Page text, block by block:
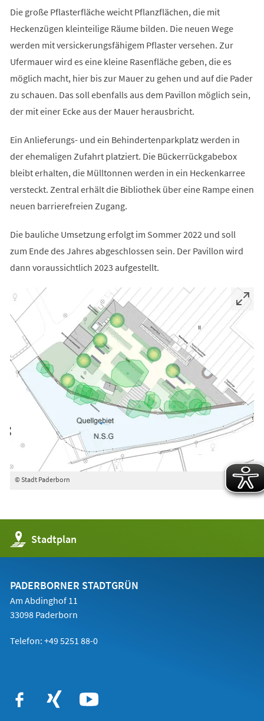
Die große Pflasterfläche weicht Pflanzflächen, die mit
Heckenzügen kleinteilige Räume bilden. Die neuen Wege
werden mit versickerungsfähigem Pflaster versehen. Zur
Ufermauer wird es eine kleine Rasenfläche geben, die es
möglich macht, hier bis zur Mauer zu gehen und auf die Pader
zu schauen. Das soll ebenfalls aus dem Pavillon möglich sein,
der mit einer Ecke aus der Mauer herausbricht.
Ein Anlieferungs- und ein Behindertenparkplatz werden in
der ehemaligen Zufahrt platziert. Die Bückerrückgabebox
bleibt erhalten, die Mülltonnen werden in ein Heckenkarree
versteckt. Zentral erhält die Bibliothek über eine Rampe einen
neuen barrierefreien Zugang.
Die bauliche Umsetzung erfolgt im Sommer 2022 und soll
zum Ende des Jahres abgeschlossen sein. Der Pavillon wird
dann voraussichtlich 2023 aufgestellt.
© Stadt Paderborn
Stadtplan
(Öffnet
in
einem
Tab)
PADERBORNER STADTGRÜN
Am Abdinghof 11
33098 Paderborn
Telefon: +49 5251 88-0